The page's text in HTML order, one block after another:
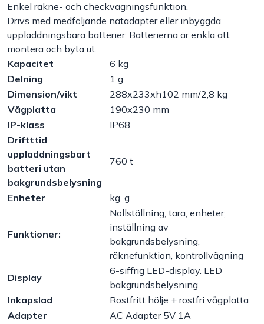
Handla efter bransch
Varumärken
Om Bakers
Kundtjänst
Kontakt
Enkel räkne- och checkvägningsfunktion.
Drivs med medföljande nätadapter eller inbyggda
uppladdningsbara batterier. Batterierna är enkla att
montera och byta ut.
Kapacitet
6 kg
Delning
1 g
Dimension/vikt
288x233xh102 mm/2,8 kg
Vågplatta
190x230 mm
IP-klass
IP68
Driftttid
uppladdningsbart
batteri utan
bakgrundsbelysning
760 t
Enheter kg, g
Funktioner:
Nollställning, tara, enheter,
inställning av
bakgrundsbelysning,
räknefunktion, kontrollvägning
Display
6-siffrig LED-display. LED
bakgrundsbelysning
Inkapslad
Rostfritt hölje + rostfri vågplatta
Adapter
AC Adapter 5V 1A